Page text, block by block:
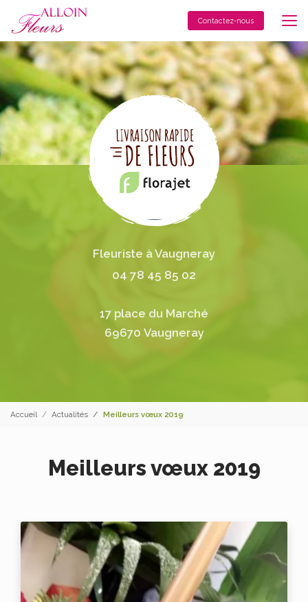
contenu
principal
Contactez-nous
Fleuriste à Vaugneray
04 78 45 85 02
17 place du Marché
69670 Vaugneray
Accueil Actualités Meilleurs vœux 2019
Meilleurs vœux 2019